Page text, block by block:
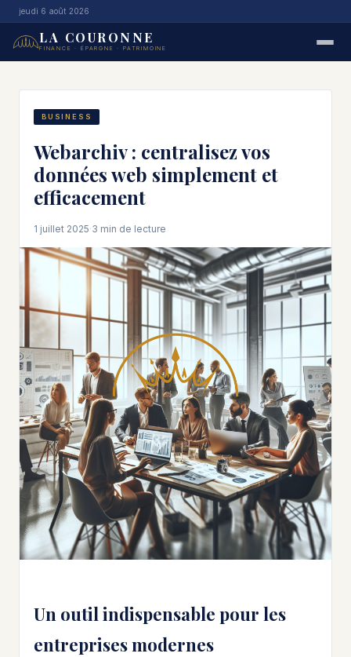
jeudi 6 août 2026
LA COURONNE
FINANCE · ÉPARGNE · PATRIMOINE
BUSINESS
Webarchiv : centralisez vos
données web simplement et
efficacement
1 juillet 2025·3 min de lecture
Un outil indispensable pour les
entreprises modernes